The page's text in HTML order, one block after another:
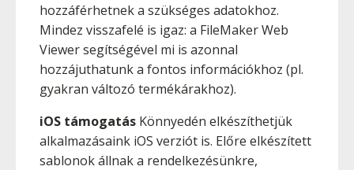
hozzáférhetnek a szükséges adatokhoz.
Mindez visszafelé is igaz: a FileMaker Web
Viewer segítségével mi is azonnal
hozzájuthatunk a fontos információkhoz (pl.
gyakran változó termékárakhoz).
iOS támogatás Könnyedén elkészíthetjük
alkalmazásaink iOS verziót is. Előre elkészített
sablonok állnak a rendelkezésünkre,